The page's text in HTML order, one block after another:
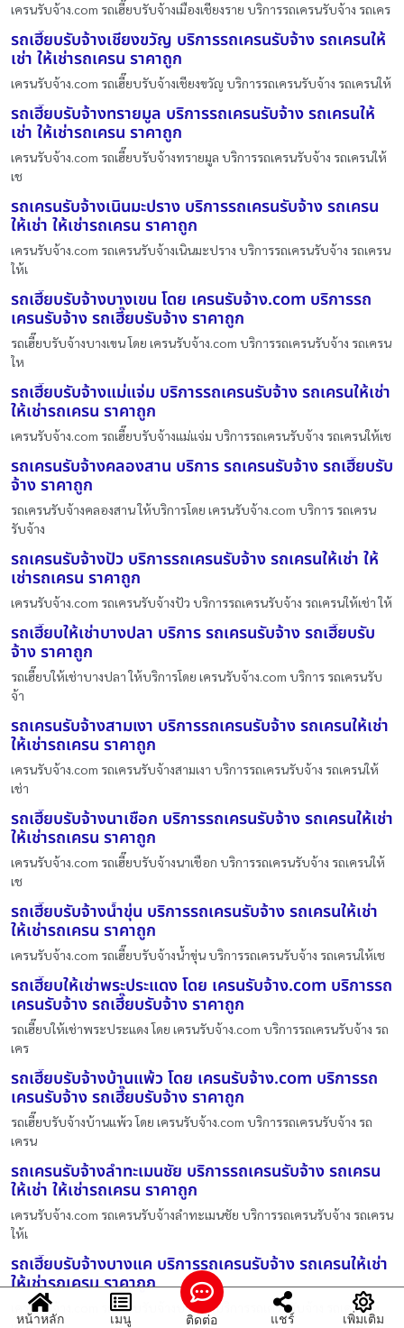
เครนรับจ้าง.com รถเฮี๊ยบรับจ้างเมืองเชียงราย บริการรถเครนรับจ้าง รถเคร
รถเฮี๊ยบรับจ้างเชียงขวัญ บริการรถเครนรับจ้าง รถเครนให้
เช่า ให้เช่ารถเครน ราคาถูก
เครนรับจ้าง.com รถเฮี๊ยบรับจ้างเชียงขวัญ บริการรถเครนรับจ้าง รถเครนให้
รถเฮี๊ยบรับจ้างทรายมูล บริการรถเครนรับจ้าง รถเครนให้
เช่า ให้เช่ารถเครน ราคาถูก
เครนรับจ้าง.com รถเฮี๊ยบรับจ้างทรายมูล บริการรถเครนรับจ้าง รถเครนให้
เช
รถเครนรับจ้างเนินมะปราง บริการรถเครนรับจ้าง รถเครน
ให้เช่า ให้เช่ารถเครน ราคาถูก
เครนรับจ้าง.com รถเครนรับจ้างเนินมะปราง บริการรถเครนรับจ้าง รถเครน
ให้เ
รถเฮี๊ยบรับจ้างบางเขน โดย เครนรับจ้าง.com บริการรถ
เครนรับจ้าง รถเฮี๊ยบรับจ้าง ราคาถูก
รถเฮี๊ยบรับจ้างบางเขน โดย เครนรับจ้าง.com บริการรถเครนรับจ้าง รถเครน
ให
รถเฮี๊ยบรับจ้างแม่แจ่ม บริการรถเครนรับจ้าง รถเครนให้เช่า
ให้เช่ารถเครน ราคาถูก
เครนรับจ้าง.com รถเฮี๊ยบรับจ้างแม่แจ่ม บริการรถเครนรับจ้าง รถเครนให้เช
รถเครนรับจ้างคลองสาน บริการ รถเครนรับจ้าง รถเฮี๊ยบรับ
จ้าง ราคาถูก
รถเครนรับจ้างคลองสาน ให้บริการโดย เครนรับจ้าง.com บริการ รถเครน
รับจ้าง
รถเครนรับจ้างปัว บริการรถเครนรับจ้าง รถเครนให้เช่า ให้
เช่ารถเครน ราคาถูก
เครนรับจ้าง.com รถเครนรับจ้างปัว บริการรถเครนรับจ้าง รถเครนให้เช่า ให้
รถเฮี๊ยบให้เช่าบางปลา บริการ รถเครนรับจ้าง รถเฮี๊ยบรับ
จ้าง ราคาถูก
รถเฮี๊ยบให้เช่าบางปลา ให้บริการโดย เครนรับจ้าง.com บริการ รถเครนรับ
จ้า
รถเครนรับจ้างสามเงา บริการรถเครนรับจ้าง รถเครนให้เช่า
ให้เช่ารถเครน ราคาถูก
เครนรับจ้าง.com รถเครนรับจ้างสามเงา บริการรถเครนรับจ้าง รถเครนให้
เช่า
รถเฮี๊ยบรับจ้างนาเชือก บริการรถเครนรับจ้าง รถเครนให้เช่า
ให้เช่ารถเครน ราคาถูก
เครนรับจ้าง.com รถเฮี๊ยบรับจ้างนาเชือก บริการรถเครนรับจ้าง รถเครนให้
เช
รถเฮี๊ยบรับจ้างน้ำขุ่น บริการรถเครนรับจ้าง รถเครนให้เช่า
ให้เช่ารถเครน ราคาถูก
เครนรับจ้าง.com รถเฮี๊ยบรับจ้างน้ำขุ่น บริการรถเครนรับจ้าง รถเครนให้เช
รถเฮี๊ยบให้เช่าพระประแดง โดย เครนรับจ้าง.com บริการรถ
เครนรับจ้าง รถเฮี๊ยบรับจ้าง ราคาถูก
รถเฮี๊ยบให้เช่าพระประแดง โดย เครนรับจ้าง.com บริการรถเครนรับจ้าง รถ
เคร
รถเฮี๊ยบรับจ้างบ้านแพ้ว โดย เครนรับจ้าง.com บริการรถ
เครนรับจ้าง รถเฮี๊ยบรับจ้าง ราคาถูก
รถเฮี๊ยบรับจ้างบ้านแพ้ว โดย เครนรับจ้าง.com บริการรถเครนรับจ้าง รถ
เครน
รถเครนรับจ้างลำทะเมนชัย บริการรถเครนรับจ้าง รถเครน
ให้เช่า ให้เช่ารถเครน ราคาถูก
เครนรับจ้าง.com รถเครนรับจ้างลำทะเมนชัย บริการรถเครนรับจ้าง รถเครน
ให้เ
รถเฮี๊ยบรับจ้างบางแค บริการรถเครนรับจ้าง รถเครนให้เช่า
ให้เช่ารถเครน ราคาถูก
เครนรับจ้าง.com รถเฮี๊ยบรับจ้างบางแค บริการรถเครนรับจ้าง รถเครนให้
หน้าหลัก เมนู ติดต่อ แชร์ เพิ่มเติม